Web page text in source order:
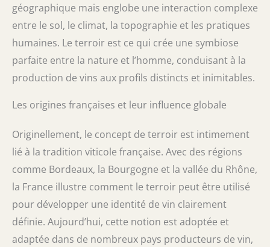
géographique mais englobe une interaction complexe
entre le sol, le climat, la topographie et les pratiques
humaines. Le terroir est ce qui crée une symbiose
parfaite entre la nature et l’homme, conduisant à la
production de vins aux profils distincts et inimitables.
Les origines françaises et leur influence globale
Originellement, le concept de terroir est intimement
lié à la tradition viticole française. Avec des régions
comme Bordeaux, la Bourgogne et la vallée du Rhône,
la France illustre comment le terroir peut être utilisé
pour développer une identité de vin clairement
définie. Aujourd’hui, cette notion est adoptée et
adaptée dans de nombreux pays producteurs de vin,